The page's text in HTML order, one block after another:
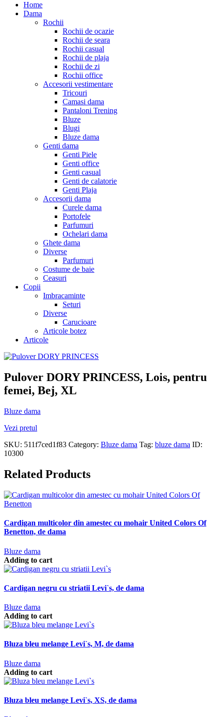
Home
Dama
Rochii
Rochii de ocazie
Rochii de seara
Rochii casual
Rochii de plaja
Rochii de zi
Rochii office
Accesorii vestimentare
Tricouri
Camasi dama
Pantaloni Trening
Bluze
Blugi
Bluze dama
Genti dama
Genti Piele
Genti office
Genti casual
Genti de calatorie
Genti Plaja
Accesorii dama
Curele dama
Portofele
Parfumuri
Ochelari dama
Ghete dama
Diverse
Parfumuri
Costume de baie
Ceasuri
Copii
Imbracaminte
Seturi
Diverse
Carucioare
Articole botez
Articole
Pulover DORY PRINCESS, Lois, pentru
femei, Bej, XL
Bluze dama
Vezi pretul
SKU: 511f7ced1f83 Category: Bluze dama Tag: bluze dama ID:
10300
Related Products
Cardigan multicolor din amestec cu mohair United Colors Of
Benetton, de dama
Bluze dama
Adding to cart
Cardigan negru cu striatii Levi`s, de dama
Bluze dama
Adding to cart
Bluza bleu melange Levi`s, M, de dama
Bluze dama
Adding to cart
Bluza bleu melange Levi`s, XS, de dama